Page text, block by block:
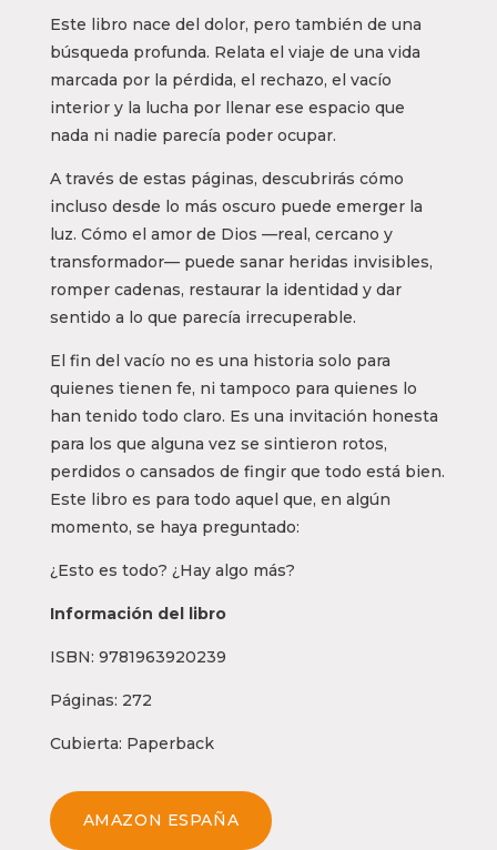
Este libro nace del dolor, pero también de una
búsqueda profunda. Relata el viaje de una vida
marcada por la pérdida, el rechazo, el vacío
interior y la lucha por llenar ese espacio que
nada ni nadie parecía poder ocupar.
A través de estas páginas, descubrirás cómo
incluso desde lo más oscuro puede emerger la
luz. Cómo el amor de Dios —real, cercano y
transformador— puede sanar heridas invisibles,
romper cadenas, restaurar la identidad y dar
sentido a lo que parecía irrecuperable.
El fin del vacío no es una historia solo para
quienes tienen fe, ni tampoco para quienes lo
han tenido todo claro. Es una invitación honesta
para los que alguna vez se sintieron rotos,
perdidos o cansados de fingir que todo está bien.
Este libro es para todo aquel que, en algún
momento, se haya preguntado:
¿Esto es todo? ¿Hay algo más?
Información del libro
ISBN: 9781963920239
Páginas: 272
Cubierta: Paperback
AMAZON ESPAÑA